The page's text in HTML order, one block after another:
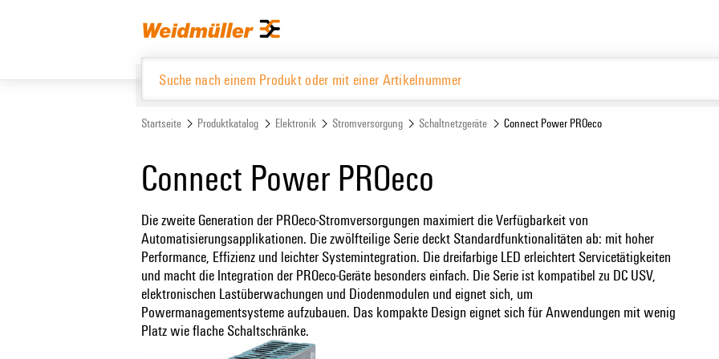
Startseite Produktkatalog Elektronik Stromversorgung Schaltnetzgeräte Connect Power PROeco
Connect Power PROeco
Die zweite Generation der PROeco-Stromversorgungen maximiert die Verfügbarkeit von
Automatisierungsapplikationen. Die zwölfteilige Serie deckt Standardfunktionalitäten ab: mit hoher
Performance, Effizienz und leichter Systemintegration. Die dreifarbige LED erleichtert Servicetätigkeiten
und macht die Integration der PROeco-Geräte besonders einfach. Die Serie ist kompatibel zu DC USV,
elektronischen Lastüberwachungen und Diodenmodulen und eignet sich, um
Powermanagementsysteme aufzubauen. Das kompakte Design eignet sich für Anwendungen mit wenig
Platz wie flache Schaltschränke.